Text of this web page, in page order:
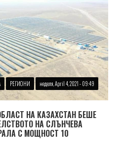
РЕГИОНИ неделя, April 4, 2021 - 09:49
НА КАЗАХСТАН БЕШЕ
НА СЛЪНЧЕВА
С МОЩНОСТ 10